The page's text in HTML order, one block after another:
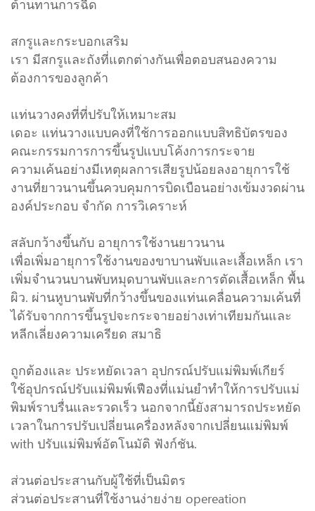
ต้านทานการฉีด
สกรูและกระบอกเสริม
เรา มีสกรูและถังที่แตกต่างกันเพื่อตอบสนองความ
ต้องการของลูกค้า
แท่นวางคงที่ที่ปรับให้เหมาะสม
เดอะ แท่นวางแบบคงที่ใช้การออกแบบสิทธิบัตรของ
คณะกรรมการการขึ้นรูปแบบโค้งการกระจาย
ความเค้นอย่างมีเหตุผลการเสียรูปน้อยลงอายุการใช้
งานที่ยาวนานขึ้นควบคุมการบิดเบือนอย่างเข้มงวดผ่าน
องค์ประกอบ จำกัด การวิเคราะห์
สลับกว้างขึ้นกับ อายุการใช้งานยาวนาน
เพื่อเพิ่มอายุการใช้งานของขาบานพับและเสื้อเหล็ก เรา
เพิ่มจำนวนบานพับหมุดบานพับและการตัดเสื้อเหล็ก พื้น
ผิว. ผ่านหูบานพับที่กว้างขึ้นของแท่นเคลื่อนความเค้นที่
ได้รับจากการขึ้นรูปจะกระจายอย่างเท่าเทียมกันและ
หลีกเลี่ยงความเครียด สมาธิ
ถูกต้องและ ประหยัดเวลา อุปกรณ์ปรับแม่พิมพ์เกียร์
ใช้อุปกรณ์ปรับแม่พิมพ์เฟืองที่แม่นยำทำให้การปรับแม่
พิมพ์ราบรื่นและรวดเร็ว นอกจากนี้ยังสามารถประหยัด
เวลาในการปรับเปลี่ยนเครื่องหลังจากเปลี่ยนแม่พิมพ์
with ปรับแม่พิมพ์อัตโนมัติ ฟังก์ชัน.
ส่วนต่อประสานกับผู้ใช้ที่เป็นมิตร
ส่วนต่อประสานที่ใช้งานง่ายง่าย opereation